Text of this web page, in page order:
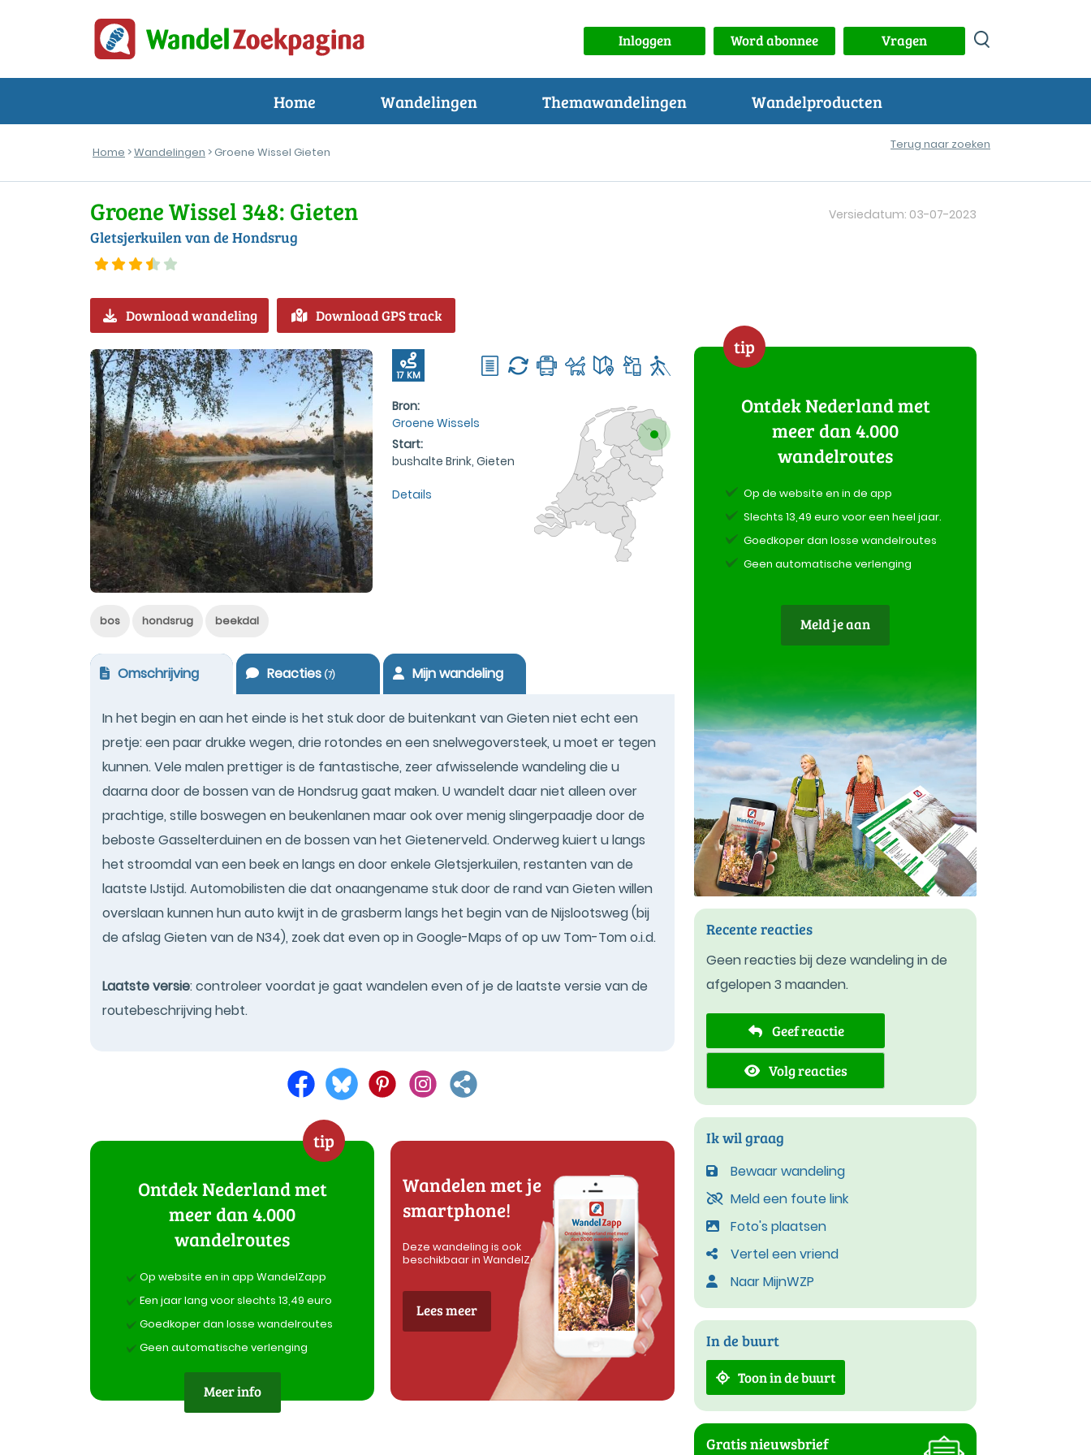
Inloggen Word abonnee Vragen
Home Wandelingen Themawandelingen Wandelproducten
Home >Wandelingen > Groene Wissel Gieten
Terug naar zoeken
Groene Wissel 348: Gieten
Gletsjerkuilen van de Hondsrug
Versiedatum: 03-07-2023
Download wandeling Download GPS track
17 KM
Bron:
Groene Wissels
Start:
bushalte Brink, Gieten
Details
bos hondsrug beekdal
Omschrijving Reacties(7) Mijn wandeling
In het begin en aan het einde is het stuk door de buitenkant van Gieten niet echt een
pretje: een paar drukke wegen, drie rotondes en een snelwegoversteek, u moet er tegen
kunnen. Vele malen prettiger is de fantastische, zeer afwisselende wandeling die u
daarna door de bossen van de Hondsrug gaat maken. U wandelt daar niet alleen over
prachtige, stille boswegen en beukenlanen maar ook over menig slingerpaadje door de
beboste Gasselterduinen en de bossen van het Gietenerveld. Onderweg kuiert u langs
het stroomdal van een beek en langs en door enkele Gletsjerkuilen, restanten van de
laatste IJstijd. Automobilisten die dat onaangename stuk door de rand van Gieten willen
overslaan kunnen hun auto kwijt in de grasberm langs het begin van de Nijslootsweg (bij
de afslag Gieten van de N34), zoek dat even op in Google-Maps of op uw Tom-Tom o.i.d.
Laatste versie: controleer voordat je gaat wandelen even of je de laatste versie van de
routebeschrijving hebt.
tip
Ontdek Nederland met
meer dan 4.000
wandelroutes
Op website en in app WandelZapp
Een jaar lang voor slechts 13,49 euro
Goedkoper dan losse wandelroutes
Geen automatische verlenging
Meer info
Wandelen met je
smartphone!
Deze wandeling is ook
beschikbaar in WandelZapp
Lees meer
tip
Ontdek Nederland met
meer dan 4.000
wandelroutes
Op de website en in de app
Slechts 13,49 euro voor een heel jaar.
Goedkoper dan losse wandelroutes
Geen automatische verlenging
Meld je aan
Recente reacties
Geen reacties bij deze wandeling in de
afgelopen 3 maanden.
Geef reactie
Volg reacties
Ik wil graag
Bewaar wandeling
Meld een foute link
Foto's plaatsen
Vertel een vriend
Naar MijnWZP
In de buurt
Toon in de buurt
Gratis nieuwsbrief